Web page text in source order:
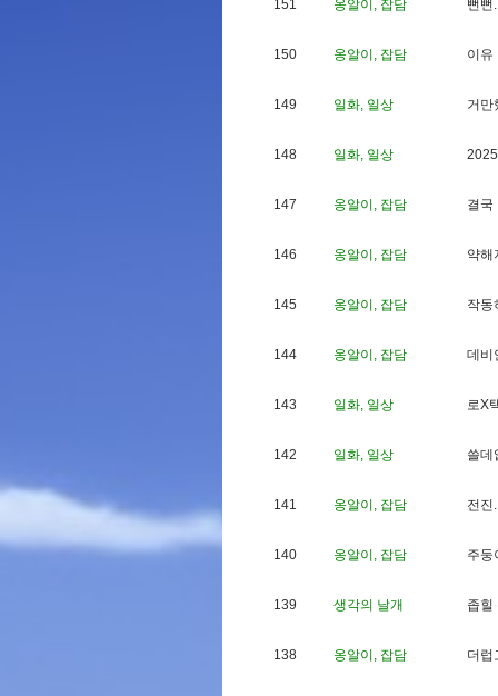
151 옹알이, 잡담 뻔 뻔 .
150 옹알이, 잡담 이 유
149 일화, 일상 거 만
148 일화, 일상 2025
147 옹알이, 잡담 결 국
146 옹알이, 잡담 약해
145 옹알이, 잡담 작동
144 옹알이, 잡담 데 비
143 일화, 일상 로X
142 일화, 일상 쓸데
141 옹알이, 잡담 전 진.
140 옹알이, 잡담 주둥
139 생각의 날개 좁힐
138 옹알이, 잡담 더 럽